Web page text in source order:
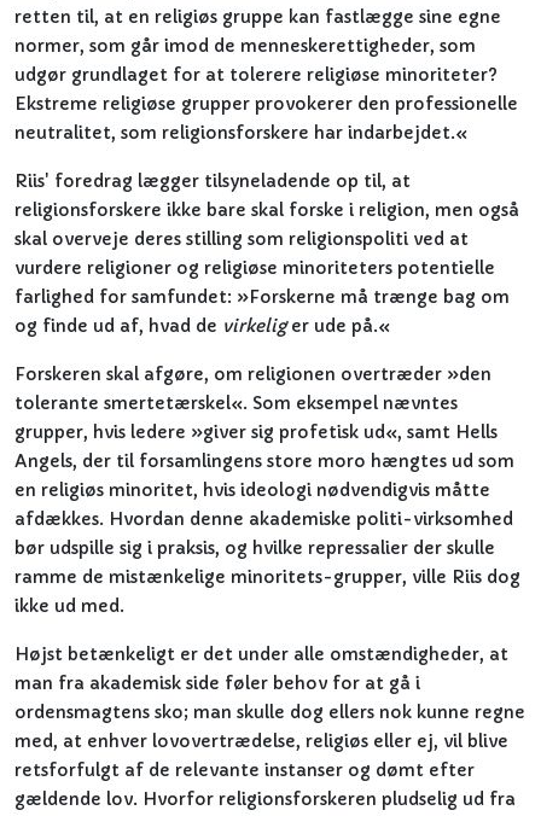
retten til, at en religiøs gruppe kan fastlægge sine egne
normer, som går imod de menneskerettigheder, som
udgør grundlaget for at tolerere religiøse minoriteter?
Ekstreme religiøse grupper provokerer den professionelle
neutralitet, som religionsforskere har indarbejdet.«
Riis' foredrag lægger tilsyneladende op til, at
religionsforskere ikke bare skal forske i religion, men også
skal overveje deres stilling som religionspoliti ved at
vurdere religioner og religiøse minoriteters potentielle
farlighed for samfundet: »Forskerne må trænge bag om
og finde ud af, hvad de virkeliger ude på.«
Forskeren skal afgøre, om religionen overtræder »den
tolerante smertetærskel«. Som eksempel nævntes
grupper, hvis ledere »giver sig profetisk ud«, samt Hells
Angels, der til forsamlingens store moro hængtes ud som
en religiøs minoritet, hvis ideologi nødvendigvis måtte
afdækkes. Hvordan denne akademiske politi-virksomhed
bør udspille sig i praksis, og hvilke repressalier der skulle
ramme de mistænkelige minoritets-grupper, ville Riis dog
ikke ud med.
Højst betænkeligt er det under alle omstændigheder, at
man fra akademisk side føler behov for at gå i
ordensmagtens sko; man skulle dog ellers nok kunne regne
med, at enhver lovovertrædelse, religiøs eller ej, vil blive
retsforfulgt af de relevante instanser og dømt efter
gældende lov. Hvorfor religionsforskeren pludselig ud fra